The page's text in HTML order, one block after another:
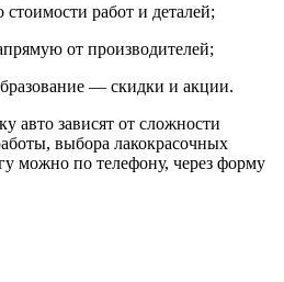
стоимости работ и деталей;
от производителей;
— скидки и акции.
авто зависят от сложности
выбора лакокрасочных
можно по телефону, через форму